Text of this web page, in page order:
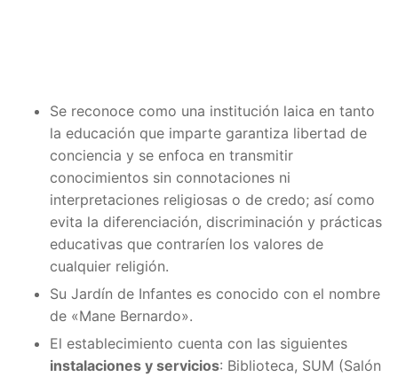
Se reconoce como una institución laica en tanto
la educación que imparte garantiza libertad de
conciencia y se enfoca en transmitir
conocimientos sin connotaciones ni
interpretaciones religiosas o de credo; así como
evita la diferenciación, discriminación y prácticas
educativas que contraríen los valores de
cualquier religión.
Su Jardín de Infantes es conocido con el nombre
de «Mane Bernardo».
El establecimiento cuenta con las siguientes
instalaciones y servicios: Biblioteca, SUM (Salón